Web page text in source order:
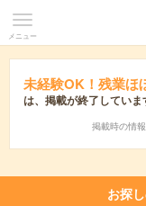
メニュー
未経験OK！残業
は、掲載が終了していま
掲載時の情報
お探